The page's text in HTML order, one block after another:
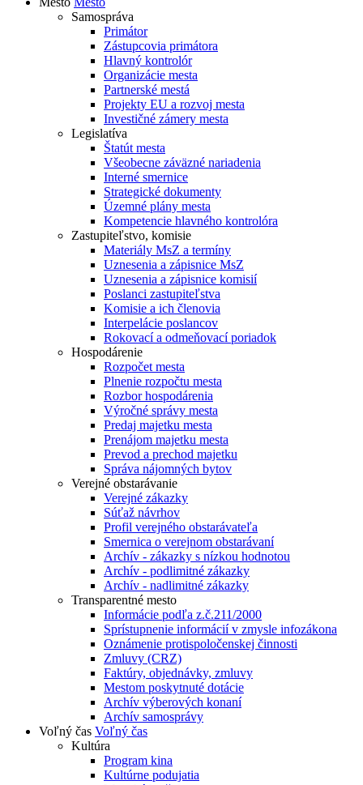
Samospráva
Primátor
Zástupcovia primátora
Hlavný kontrolór
Organizácie mesta
Partnerské mestá
Projekty EU a rozvoj mesta
Investičné zámery mesta
Legislatíva
Štatút mesta
Všeobecne záväzné nariadenia
Interné smernice
Strategické dokumenty
Územné plány mesta
Kompetencie hlavného kontrolóra
Zastupiteľstvo, komisie
Materiály MsZ a termíny
Uznesenia a zápisnice MsZ
Uznesenia a zápisnice komisií
Poslanci zastupiteľstva
Komisie a ich členovia
Interpelácie poslancov
Rokovací a odmeňovací poriadok
Hospodárenie
Rozpočet mesta
Plnenie rozpočtu mesta
Rozbor hospodárenia
Výročné správy mesta
Predaj majetku mesta
Prenájom majetku mesta
Prevod a prechod majetku
Správa nájomných bytov
Verejné obstarávanie
Verejné zákazky
Súťaž návrhov
Profil verejného obstarávateľa
Smernica o verejnom obstarávaní
Archív - zákazky s nízkou hodnotou
Archív - podlimitné zákazky
Archív - nadlimitné zákazky
Transparentné mesto
Informácie podľa z.č.211/2000
Sprístupnenie informácií v zmysle infozákona
Oznámenie protispoločenskej činnosti
Zmluvy (CRZ)
Faktúry, objednávky, zmluvy
Mestom poskytnuté dotácie
Archív výberových konaní
Archív samosprávy
Voľný čas Voľný čas
Kultúra
Program kina
Kultúrne podujatia